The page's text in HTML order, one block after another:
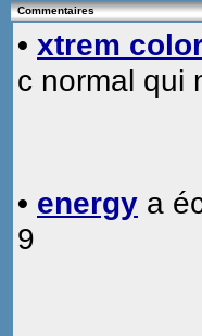
Commentaires
• xtrem
c normal qui
• energy a
9